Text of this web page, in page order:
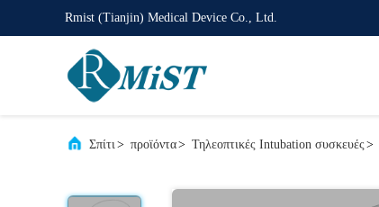
Rmist (Tianjin) Medical Device Co., Ltd.
Σπίτι> προϊόντα> Τηλεοπτικές Intubation συσκευές >